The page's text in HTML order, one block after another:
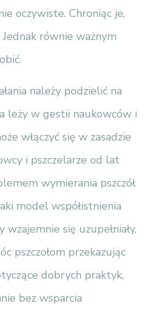
oczywiste. Chroniąc je,
równie ważnym
należy podzielić na
leży w gestii naukowców i
włączyć się w zasadzie
i pszczelarze od lat
wymierania pszczół
model współistnienia
się uzupełniały.
pszczołom przekazując
dobrych praktyk,
bez wsparcia